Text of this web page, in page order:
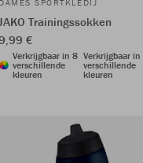
DAMES SPORTKLEDIJ
Trainingssokken
€
Verkrijgbaar in 8
verschillende
kleuren
Verkrijgbaar in
verschillende
kleuren